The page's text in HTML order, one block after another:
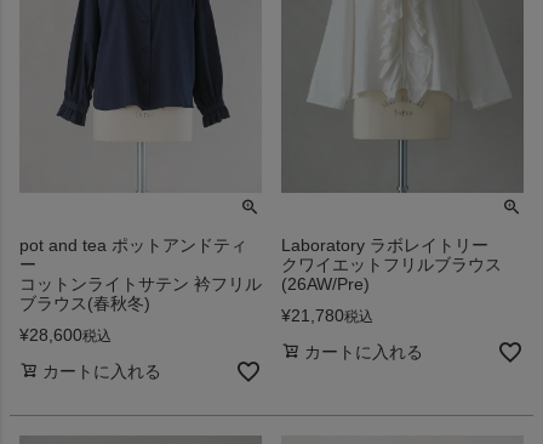
pot and tea ポットアンドティ
ー
コットンライトサテン 衿フリル
ブラウス(春秋冬)
¥28,600税込
カートに入れる
Laboratory ラボレイトリー
クワイエットフリルブラウス
(26AW/Pre)
¥21,780税込
カートに入れる